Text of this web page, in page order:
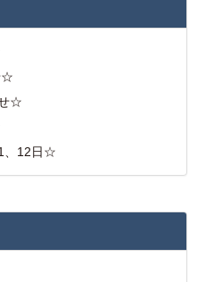
☆
☆
、12日☆